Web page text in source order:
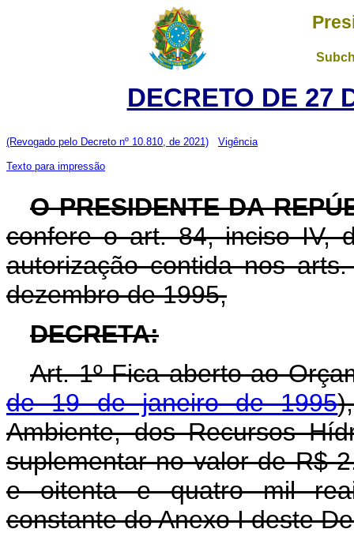
DECRETO DE 27
(Revogado pelo Decreto nº 10.810, de 2021) Vigência
Texto para impressão
O PRESIDENTE DA
confere o art. 84, inciso IV,
autorização contida nos
dezembro de 1995,
DECRETA:
Art. 1º Fica aberto ao
de 19 de janeiro de 1995
Ambiente, dos Recursos
suplementar no valor de R$
e oitenta e quatro mil
constante do Anexo I deste